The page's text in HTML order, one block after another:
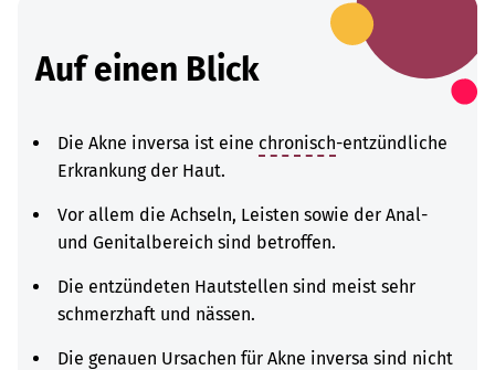
Auf einen Blick
Die Akne inversa ist eine chronisch-entzündliche
Erkrankung der Haut.
Vor allem die Achseln, Leisten sowie der Anal-
und Genitalbereich sind betroffen.
Die entzündeten Hautstellen sind meist sehr
schmerzhaft und nässen.
Die genauen Ursachen für Akne inversa sind nicht